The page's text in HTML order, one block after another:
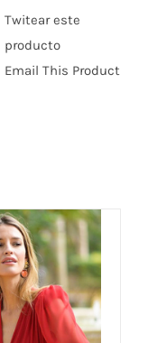
Twitear este
producto
Email This Product